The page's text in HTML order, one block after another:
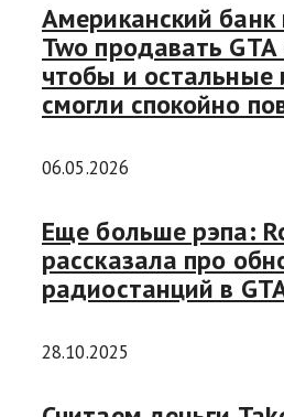
Американский банк
Two продавать
чтобы и остальные
смогли спокойно
06.05.2026
Еще больше рэпа:
рассказала про
радиостанций в
28.10.2025